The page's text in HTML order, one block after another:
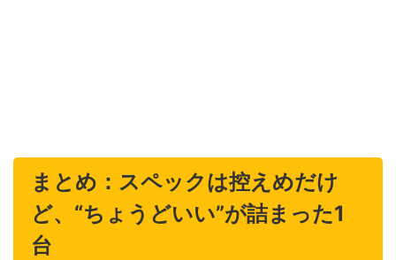
まとめ：スペックは控えめだけ
ど、“ちょうどいい”が詰まった1
台